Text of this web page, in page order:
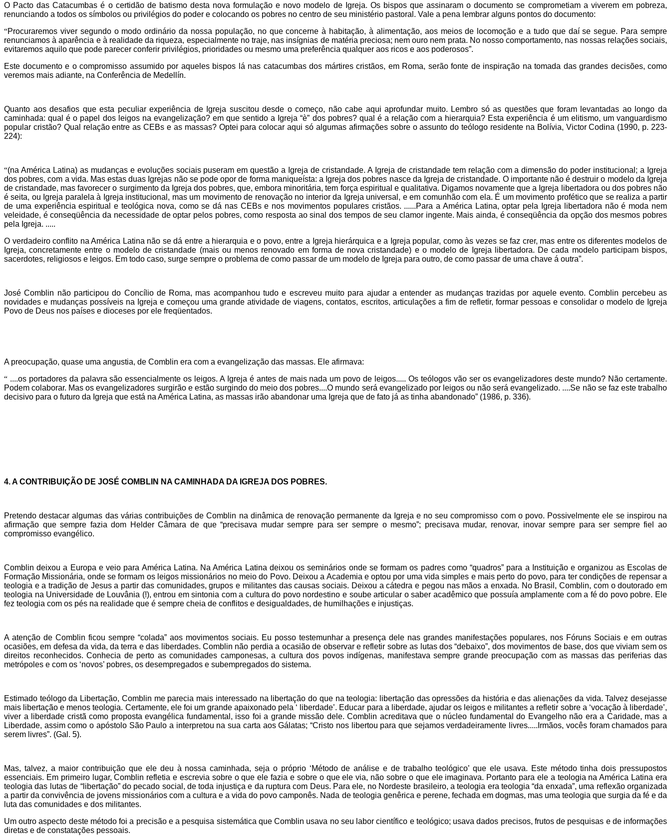
O Pacto das Catacumbas é o certidão de batismo desta nova formulação e novo modelo de Igreja. Os bispos que assinaram o documento se comprometiam a viverem em pobreza,
renunciando a todos os símbolos ou privilégios do poder e colocando os pobres no centro de seu ministério pastoral. Vale a pena lembrar alguns pontos do documento:
“Procuraremos viver segundo o modo ordinário da nossa população, no que concerne à habitação, à alimentação, aos meios de locomoção e a tudo que daí se segue. Para sempre
renunciamos à aparência e à realidade da riqueza, especialmente no traje, nas insígnias de matéria preciosa; nem ouro nem prata. No nosso comportamento, nas nossas relações sociais,
evitaremos aquilo que pode parecer conferir privilégios, prioridades ou mesmo uma preferência qualquer aos ricos e aos poderosos”.
Este documento e o compromisso assumido por aqueles bispos lá nas catacumbas dos mártires cristãos, em Roma, serão fonte de inspiração na tomada das grandes decisões, como
veremos mais adiante, na Conferência de Medellín.
Quanto aos desafios que esta peculiar experiência de Igreja suscitou desde o começo, não cabe aqui aprofundar muito. Lembro só as questões que foram levantadas ao longo da
caminhada: qual é o papel dos leigos na evangelização? em que sentido a Igreja “è” dos pobres? qual é a relação com a hierarquia? Esta experiência é um elitismo, um vanguardismo
popular cristão? Qual relação entre as CEBs e as massas? Optei para colocar aqui só algumas afirmações sobre o assunto do teólogo residente na Bolívia, Victor Codina (1990, p. 223-
224):
“(na América Latina) as mudanças e evoluções sociais puseram em questão a Igreja de cristandade. A Igreja de cristandade tem relação com a dimensão do poder institucional; a Igreja
dos pobres, com a vida. Mas estas duas Igrejas não se pode opor de forma maniqueísta: a Igreja dos pobres nasce da Igreja de cristandade. O importante não é destruir o modelo da Igreja
de cristandade, mas favorecer o surgimento da Igreja dos pobres, que, embora minoritária, tem força espiritual e qualitativa. Digamos novamente que a Igreja libertadora ou dos pobres não
é seita, ou Igreja paralela à Igreja institucional, mas um movimento de renovação no interior da Igreja universal, e em comunhão com ela. É um movimento profético que se realiza a partir
de uma experiência espiritual e teológica nova, como se dá nas CEBs e nos movimentos populares cristãos. ......Para a América Latina, optar pela Igreja libertadora não é moda nem
veleidade, é conseqüência da necessidade de optar pelos pobres, como resposta ao sinal dos tempos de seu clamor ingente. Mais ainda, é conseqüência da opção dos mesmos pobres
pela Igreja. .....
O verdadeiro conflito na América Latina não se dá entre a hierarquia e o povo, entre a Igreja hierárquica e a Igreja popular, como às vezes se faz crer, mas entre os diferentes modelos de
Igreja, concretamente entre o modelo de cristandade (mais ou menos renovado em forma de nova cristandade) e o modelo de Igreja libertadora. De cada modelo participam bispos,
sacerdotes, religiosos e leigos. Em todo caso, surge sempre o problema de como passar de um modelo de Igreja para outro, de como passar de uma chave á outra”.
José Comblin não participou do Concílio de Roma, mas acompanhou tudo e escreveu muito para ajudar a entender as mudanças trazidas por aquele evento. Comblin percebeu as
novidades e mudanças possíveis na Igreja e começou uma grande atividade de viagens, contatos, escritos, articulações a fim de refletir, formar pessoas e consolidar o modelo de Igreja
Povo de Deus nos países e dioceses por ele freqüentados.
A preocupação, quase uma angustia, de Comblin era com a evangelização das massas. Ele afirmava:
“ ....os portadores da palavra são essencialmente os leigos. A Igreja é antes de mais nada um povo de leigos..... Os teólogos vão ser os evangelizadores deste mundo? Não certamente.
Podem colaborar. Mas os evangelizadores surgirão e estão surgindo do meio dos pobres....O mundo será evangelizado por leigos ou não será evangelizado. ....Se não se faz este trabalho
decisivo para o futuro da Igreja que está na América Latina, as massas irão abandonar uma Igreja que de fato já as tinha abandonado” (1986, p. 336).
4. A CONTRIBUIÇÃO DE JOSÉ COMBLIN NA CAMINHADA DA IGREJA DOS POBRES.
Pretendo destacar algumas das várias contribuições de Comblin na dinâmica de renovação permanente da Igreja e no seu compromisso com o povo. Possivelmente ele se inspirou na
afirmação que sempre fazia dom Helder Câmara de que “precisava mudar sempre para ser sempre o mesmo”; precisava mudar, renovar, inovar sempre para ser sempre fiel ao
compromisso evangélico.
Comblin deixou a Europa e veio para América Latina. Na América Latina deixou os seminários onde se formam os padres como “quadros” para a Instituição e organizou as Escolas de
Formação Missionária, onde se formam os leigos missionários no meio do Povo. Deixou a Academia e optou por uma vida simples e mais perto do povo, para ter condições de repensar a
teologia e a tradição de Jesus a partir das comunidades, grupos e militantes das causas sociais. Deixou a cátedra e pegou nas mãos a enxada. No Brasil, Comblin, com o doutorado em
teologia na Universidade de Louvânia (!), entrou em sintonia com a cultura do povo nordestino e soube articular o saber acadêmico que possuía amplamente com a fé do povo pobre. Ele
fez teologia com os pés na realidade que é sempre cheia de conflitos e desigualdades, de humilhações e injustiças.
A atenção de Comblin ficou sempre “colada” aos movimentos sociais. Eu posso testemunhar a presença dele nas grandes manifestações populares, nos Fóruns Sociais e em outras
ocasiões, em defesa da vida, da terra e das liberdades. Comblin não perdia a ocasião de observar e refletir sobre as lutas dos “debaixo”, dos movimentos de base, dos que viviam sem os
direitos reconhecidos. Conhecia de perto as comunidades camponesas, a cultura dos povos indígenas, manifestava sempre grande preocupação com as massas das periferias das
metrópoles e com os ‘novos’ pobres, os desempregados e subempregados do sistema.
Estimado teólogo da Libertação, Comblin me parecia mais interessado na libertação do que na teologia: libertação das opressões da história e das alienações da vida. Talvez desejasse
mais libertação e menos teologia. Certamente, ele foi um grande apaixonado pela ‘ liberdade’. Educar para a liberdade, ajudar os leigos e militantes a refletir sobre a ‘vocação à liberdade’,
viver a liberdade cristã como proposta evangélica fundamental, isso foi a grande missão dele. Comblin acreditava que o núcleo fundamental do Evangelho não era a Caridade, mas a
Liberdade, assim como o apóstolo São Paulo a interpretou na sua carta aos Gálatas; “Cristo nos libertou para que sejamos verdadeiramente livres.....Irmãos, vocês foram chamados para
serem livres”. (Gal. 5).
Mas, talvez, a maior contribuição que ele deu à nossa caminhada, seja o próprio ‘Método de análise e de trabalho teológico’ que ele usava. Este método tinha dois pressupostos
essenciais. Em primeiro lugar, Comblin refletia e escrevia sobre o que ele fazia e sobre o que ele via, não sobre o que ele imaginava. Portanto para ele a teologia na América Latina era
teologia das lutas de “libertação” do pecado social, de toda injustiça e da ruptura com Deus. Para ele, no Nordeste brasileiro, a teologia era teologia “da enxada”, uma reflexão organizada
a partir da convivência de jovens missionários com a cultura e a vida do povo camponês. Nada de teologia genêrica e perene, fechada em dogmas, mas uma teologia que surgia da fé e da
luta das comunidades e dos militantes.
Um outro aspecto deste método foi a precisão e a pesquisa sistemática que Comblin usava no seu labor científico e teológico; usava dados precisos, frutos de pesquisas e de informações
diretas e de constatações pessoais.